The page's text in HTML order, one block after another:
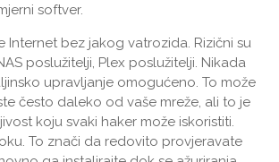
softver.
Internet bez jakog vatrozida. Rizični su
poslužitelji, Plex poslužitelji. Nikada
upravljanje omogućeno. To može
često daleko od vaše mreže, ali to je
koju svaki haker može iskoristiti.
To znači da redovito provjeravate